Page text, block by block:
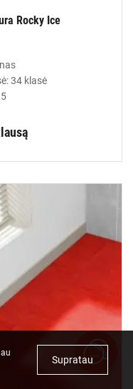
Rocky Ice
34 klasė
Supratau